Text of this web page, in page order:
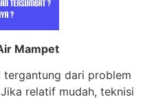
Mampet
tergantung dari problem
relatif mudah, teknisi